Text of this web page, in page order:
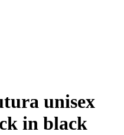
unisex
in black